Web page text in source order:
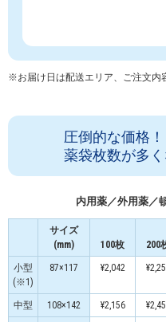
※お届け日は配送エリア、ご注文内
圧倒的な価格！
薬袋枚数が多
内用薬／外用薬／
サイズ
(mm)
100枚 200
小型
(※1)
87×117 ¥2,042
中型 108×142 ¥2,156